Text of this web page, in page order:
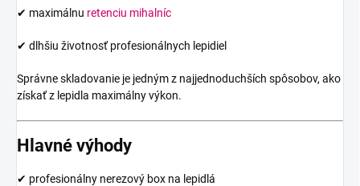
✔ maximálnu retenciu mihalníc
✔ dlhšiu životnosť profesionálnych lepidiel
Správne skladovanie je jedným z najjednoduchších spôsobov, ako
získať z lepidla maximálny výkon.
Hlavné výhody
✔ profesionálny nerezový box na lepidlá